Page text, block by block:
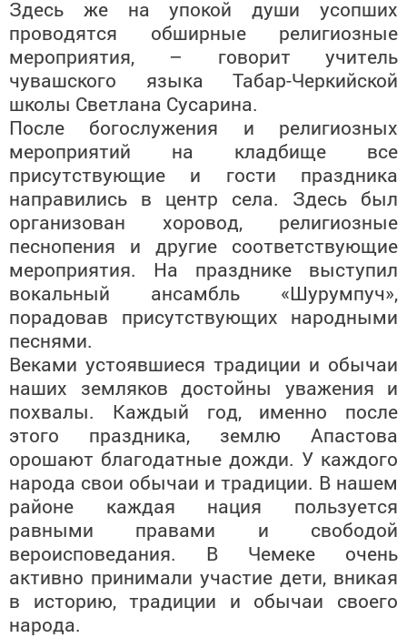
Здесь же на упокой души усопших
проводятся обширные религиозные
мероприятия, – говорит учитель
чувашского языка Табар-Черкийской
школы Светлана Сусарина.
После богослужения и религиозных
мероприятий на кладбище все
присутствующие и гости праздника
направились в центр села. Здесь был
организован хоровод, религиозные
песнопения и другие соответствующие
мероприятия. На празднике выступил
вокальный ансамбль «Шурумпуч»,
порадовав присутствующих народными
песнями.
Веками устоявшиеся традиции и обычаи
наших земляков достойны уважения и
похвалы. Каждый год, именно после
этого праздника, землю Апастова
орошают благодатные дожди. У каждого
народа свои обычаи и традиции. В нашем
районе каждая нация пользуется
равными правами и свободой
вероисповедания. В Чемеке очень
активно принимали участие дети, вникая
в историю, традиции и обычаи своего
народа.